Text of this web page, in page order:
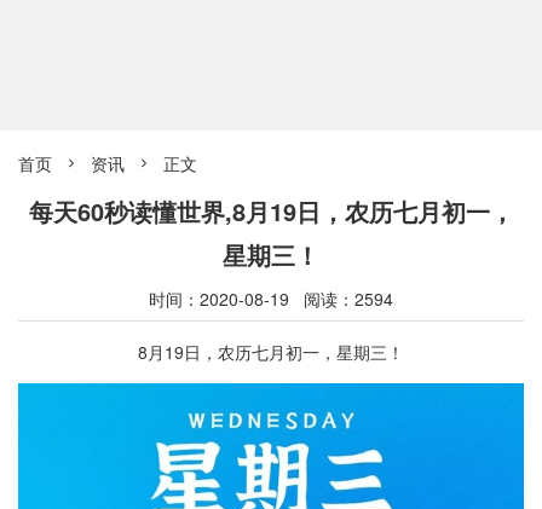
首页  资讯  正文
每天60秒读懂世界,8月19日，农历七月初一，
星期三！
时间：2020-08-19 阅读：2594
8月19日，农历七月初一，星期三！